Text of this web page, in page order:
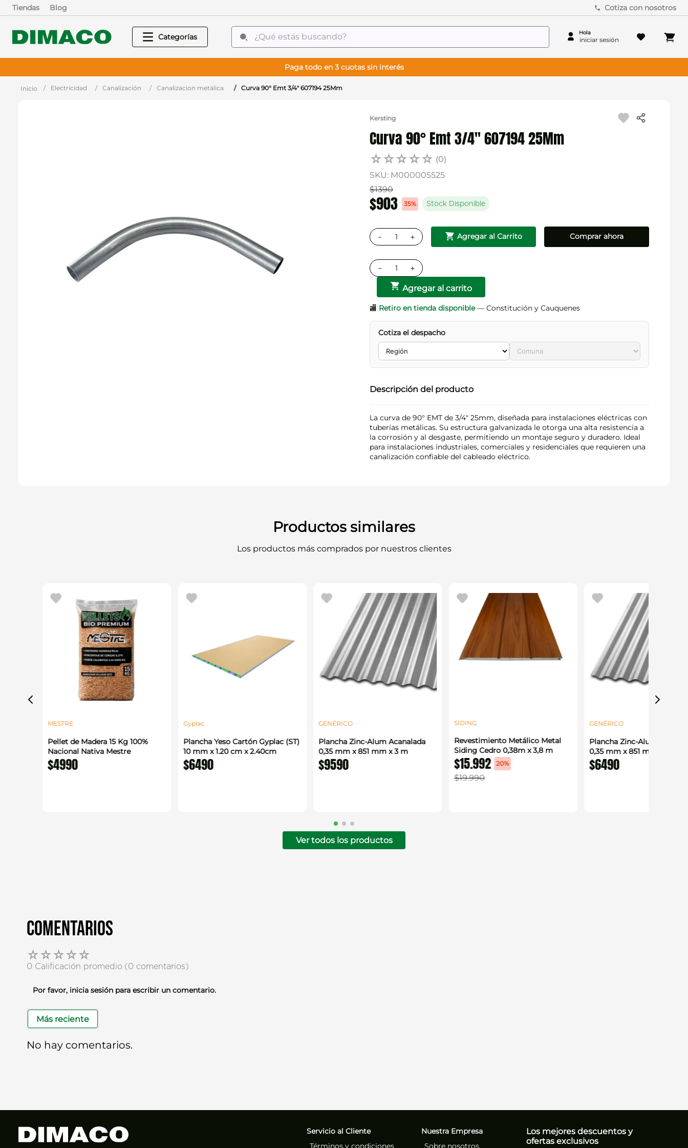
Tiendas Blog Cotiza con nosotros
¿Qué estás buscando?
Paga todo en 3 cuotas sin interés
Electricidad Canalización Canalizacion metálica Curva 90° Emt 3/4" 607194 25Mm
Kersting
Curva 90° Emt 3/4" 607194 25Mm
☆☆☆☆☆ (0)
SKU: M000005525
$1390
$903 35% Stock Disponible
＋
－ Agregar al Carrito Comprar ahora
＋
－
Agregar al carrito
🏬 Retiro en tienda disponible— Constitución y Cauquenes
Cotiza el despacho
Descripción del producto
La curva de 90° EMT de 3/4" 25mm, diseñada para instalaciones eléctricas con
tuberías metálicas. Su estructura galvanizada le otorga una alta resistencia a
la corrosión y al desgaste, permitiendo un montaje seguro y duradero. Ideal
para instalaciones industriales, comerciales y residenciales que requieren una
canalización confiable del cableado eléctrico.
Productos similares
Los productos más comprados por nuestros clientes
MESTRE
Pellet de Madera 15 Kg 100%
Nacional Nativa Mestre
$4990
Gyplac
Plancha Yeso Cartón Gyplac (ST)
10 mm x 1.20 cm x 2.40cm
$6490
GENÉRICO
Plancha Zinc-Alum Acanalada
0,35 mm x 851 mm x 3 m
$9590
SIDING
Revestimiento Metálico Metal
Siding Cedro 0,38m x 3,8 m
$15.992 20%
$19.990
GENÉRICO
Plancha Zinc-Alum
0,35 mm x 851 mm x 2 m
$6490
Ver todos los productos
Comentarios
☆☆☆☆☆
0 Calificación promedio (0 comentarios)
Por favor, inicia sesión para escribir un comentario.
Más reciente
No hay comentarios.
Servicio al Cliente
Términos y condiciones
Nuestra Empresa
Sobre nosotros
Los mejores descuentos y
ofertas exclusivos